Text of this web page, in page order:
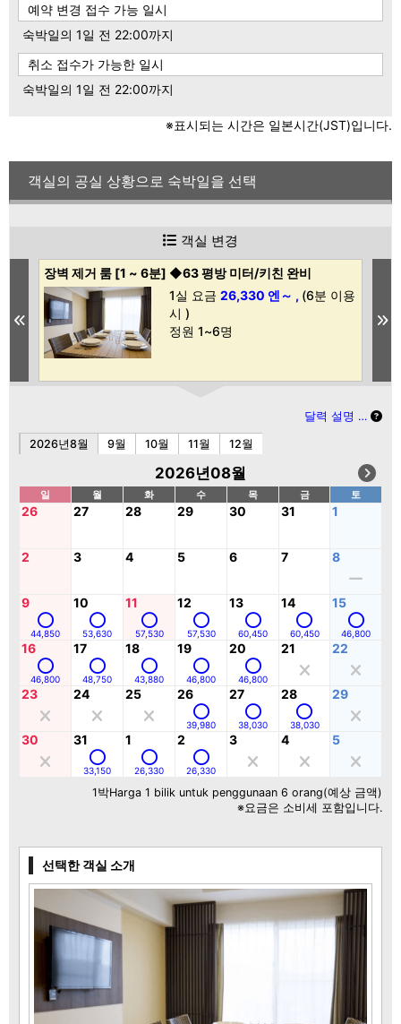
예약 변경 접수 가능 일시
숙박일의 1일 전 22:00까지
취소 접수가 가능한 일시
숙박일의 1일 전 22:00까지
※표시되는 시간은 일본시간(JST)입니다.
객실의 공실 상황으로 숙박일을 선택
객실 변경
Previous
장벽 제거 룸 [1 ~ 6분] ◆63 평방 미터/키친 완비
1실 요금 26,330 엔～ , (6분 이용
시 )
정원 1~6명
달력 설명 …
2026년8월 9월 10월 11월 12월
2026년08월
일 월 화 수 목 금 토
26 27 28 29 30 31 1
2 3 4 5 6 7 8
9
44,850
10
53,630
11
57,530
12
57,530
13
60,450
14
60,450
15
46,800
16
46,800
17
48,750
18
43,880
19
46,800
20
46,800
21 22
23 24 25 26
39,980
27
38,030
28
38,030
29
30 31
33,150
1
26,330
2
26,330
3 4 5
1박Harga 1 bilik untuk penggunaan 6 orang(예상 금액)
※요금은 소비세 포함입니다.
선택한 객실 소개